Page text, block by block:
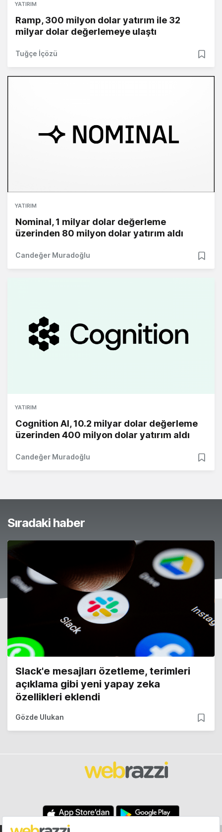
YATIRIM
Ramp, 300 milyon dolar yatırım ile 32
milyar dolar değerlemeye ulaştı
Tuğçe İçözü
YATIRIM
Nominal, 1 milyar dolar değerleme
üzerinden 80 milyon dolar yatırım aldı
Candeğer Muradoğlu
YATIRIM
Cognition AI, 10.2 milyar dolar değerleme
üzerinden 400 milyon dolar yatırım aldı
Candeğer Muradoğlu
Sıradaki haber
Slack'e mesajları özetleme, terimleri
açıklama gibi yeni yapay zeka
özellikleri eklendi
Gözde Ulukan